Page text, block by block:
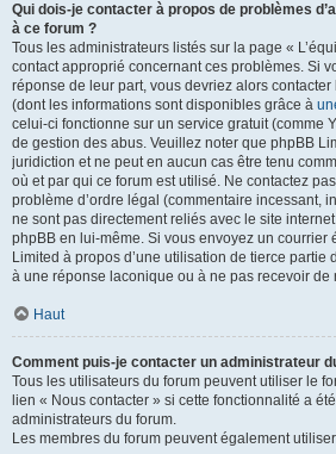
Qui dois-je contacter à propos de problèmes
à ce forum ?
Tous les administrateurs listés sur la page «
contact approprié concernant ces problèmes. Si
réponse de leur part, vous devriez alors
(dont les informations sont disponibles grâce à
celui-ci fonctionne sur un service gratuit (comme
de gestion des abus. Veuillez noter que phpBB
juridiction et ne peut en aucun cas être tenu
où et par qui ce forum est utilisé. Ne contactez
problème d’ordre légal (commentaire incessant,
ne sont pas directement reliés avec le site
phpBB en lui-même. Si vous envoyez un courrier
Limited à propos d’une utilisation de tierce partie
à une réponse laconique ou à ne pas recevoir de
Haut
Comment puis-je contacter un administrateur
Tous les utilisateurs du forum peuvent utiliser le
lien « Nous contacter » si cette fonctionnalité a
administrateurs du forum.
Les membres du forum peuvent également